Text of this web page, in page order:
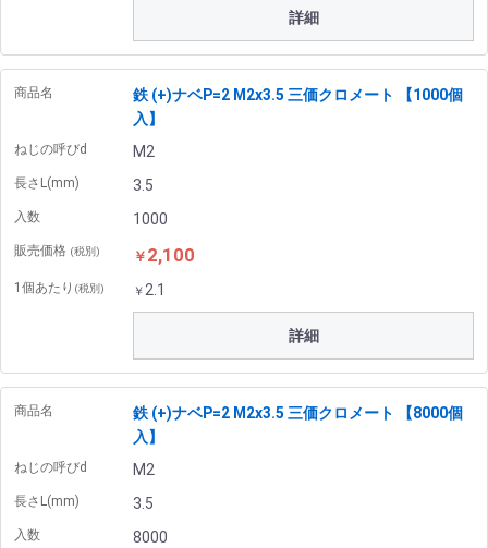
詳細
商品名
鉄 (+)ナベP=2 M2x3.5 三価クロメート 【1000個
入】
ねじの呼びd M2
長さL(mm) 3.5
入数 1000
販売価格 (税別) ￥ 2,100
1個あたり (税別) ￥2.1
詳細
商品名
鉄 (+)ナベP=2 M2x3.5 三価クロメート 【8000個
入】
ねじの呼びd M2
長さL(mm) 3.5
入数 8000